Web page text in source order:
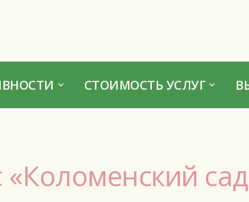
СТОИМОСТЬ УСЛУГ
«Коломенский